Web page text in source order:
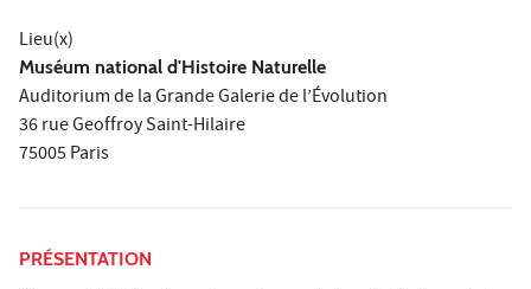
Lieu(x)
Muséum national d'Histoire Naturelle
Auditorium de la Grande Galerie de l’Évolution
36 rue Geoffroy Saint-Hilaire
75005 Paris
PRÉSENTATION